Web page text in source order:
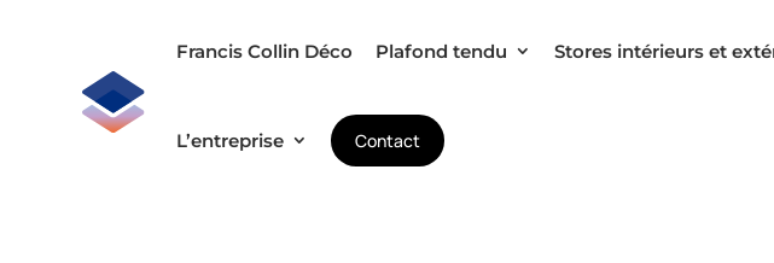
Francis Collin Déco Plafond tendu Stores intérieurs et
L’entreprise Contact